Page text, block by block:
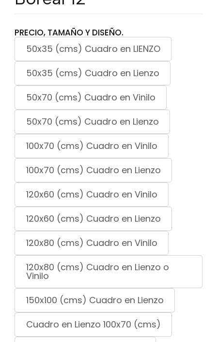
PRECIO, TAMAÑO Y DISEÑO.
50x35 (cms) Cuadro en LIENZO
50x35 (cms) Cuadro en Lienzo
50x70 (cms) Cuadro en Vinilo
50x70 (cms) Cuadro en Lienzo
100x70 (cms) Cuadro en Vinilo
100x70 (cms) Cuadro en Lienzo
120x60 (cms) Cuadro en Vinilo
120x60 (cms) Cuadro en Lienzo
120x80 (cms) Cuadro en Vinilo
120x80 (cms) Cuadro en Lienzo o
Vinilo
150x100 (cms) Cuadro en Lienzo
Cuadro en Lienzo 100x70 (cms)